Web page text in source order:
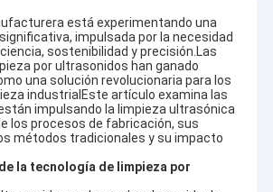
está experimentando una
impulsada por la necesidad
sostenibilidad y precisión.Las
por ultrasonidos han ganado
una solución revolucionaria para los
industrialEste artículo examina las
impulsando la limpieza ultrasónica
los procesos de fabricación, sus
métodos tradicionales y su impacto
la tecnología de limpieza por